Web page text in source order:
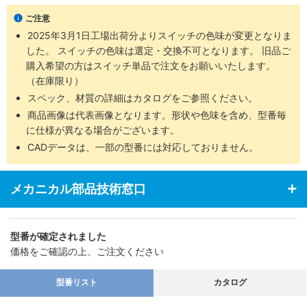
・豊富な取付支持金具
ご注意
2025年3月1日工場出荷分よりスイッチの色味が変更となりま
した。 スイッチの色味は選定・交換不可となります。 旧品ご
購入希望の方はスイッチ単品で注文をお願いいたします。
（在庫限り）
スペック、材質の詳細はカタログをご参照ください。
商品画像は代表画像となります。形状や色味を含め、型番毎
に仕様が異なる場合がございます。
CADデータは、一部の型番には対応しておりません。
メカニカル部品技術窓口
型番が確定されました
価格をご確認の上、ご注文ください
型番リスト カタログ